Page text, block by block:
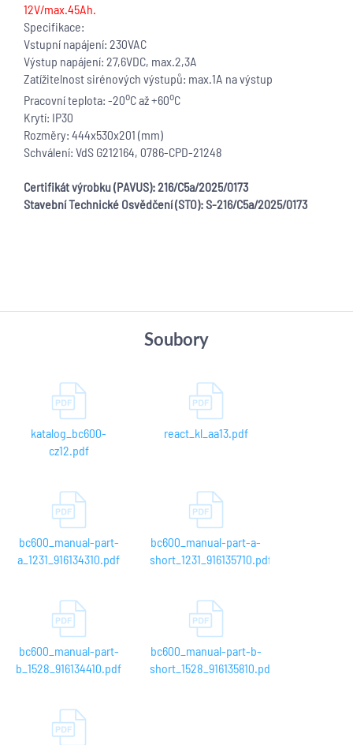
12V/max.45Ah.
Specifikace:
Vstupní napájení: 230VAC
Výstup napájení: 27,6VDC, max.2,3A
Zatížitelnost sirénových výstupů: max.1A na výstup
Pracovní teplota: -20oC až +60oC
Krytí: IP30
Rozměry: 444x530x201 (mm)
Schválení: VdS G212164, 0786-CPD-21248
Certifikát výrobku (PAVUS):216/C5a/2025/0173
Stavební Technické Osvědčení (STO): S-216/C5a/2025/0173
Soubory
katalog_bc600-
cz12.pdf
react_kl_aa13.pdf
bc600_manual-part-
a_1231_916134310.pdf
bc600_manual-part-a-
short_1231_916135710.pdf
bc600_manual-part-
b_1528_916134410.pdf
bc600_manual-part-b-
short_1528_916135810.pdf